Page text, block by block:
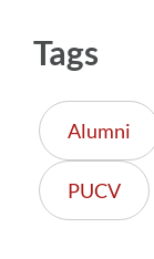
Tags
Alumni
PUCV